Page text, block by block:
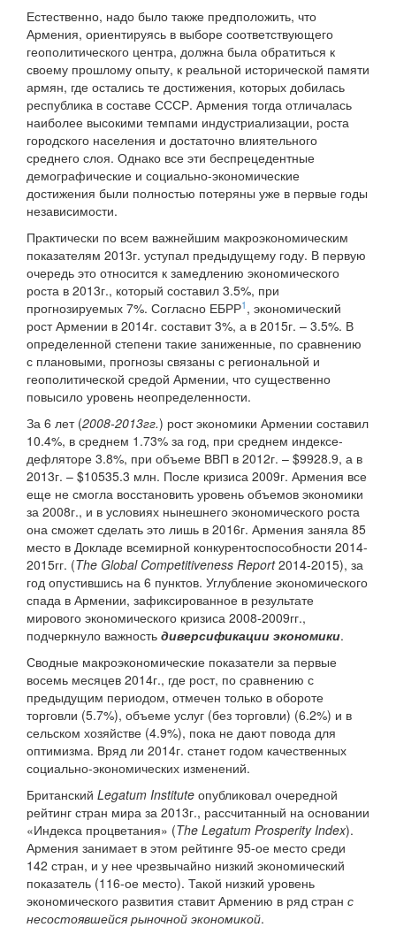
Естественно, надо было также предположить, что
Армения, ориентируясь в выборе соответствующего
геополитического центра, должна была обратиться к
своему прошлому опыту, к реальной исторической памяти
армян, где остались те достижения, которых добилась
республика в составе СССР. Армения тогда отличалась
наиболее высокими темпами индустриализации, роста
городского населения и достаточно влиятельного
среднего слоя. Однако все эти беспрецедентные
демографические и социально-экономические
достижения были полностью потеряны уже в первые годы
независимости.
Практически по всем важнейшим макроэкономическим
показателям 2013г. уступал предыдущему году. В первую
очередь это относится к замедлению экономического
роста в 2013г., который составил 3.5%, при
прогнозируемых 7%. Согласно ЕБРР1 , экономический
рост Армении в 2014г. составит 3%, а в 2015г. – 3.5%. В
определенной степени такие заниженные, по сравнению
с плановыми, прогнозы связаны с региональной и
геополитической средой Армении, что существенно
повысило уровень неопределенности.
За 6 лет (2008-2013гг.) рост экономики Армении составил
10.4%, в среднем 1.73% за год, при среднем индексе-
дефляторе 3.8%, при объеме ВВП в 2012г. – $9928.9, а в
2013г. – $10535.3 млн. После кризиса 2009г. Армения все
еще не смогла восстановить уровень объемов экономики
за 2008г., и в условиях нынешнего экономического роста
она сможет сделать это лишь в 2016г. Армения заняла 85
место в Докладе всемирной конкурентоспособности 2014-
2015гг. (The Global Competitiveness Report2014-2015), за
год опустившись на 6 пунктов. Углубление экономического
спада в Армении, зафиксированное в результате
мирового экономического кризиса 2008-2009гг.,
подчеркнуло важность диверсификации экономики.
Сводные макроэкономические показатели за первые
восемь месяцев 2014г., где рост, по сравнению с
предыдущим периодом, отмечен только в обороте
торговли (5.7%), объеме услуг (без торговли) (6.2%) и в
сельском хозяйстве (4.9%), пока не дают повода для
оптимизма. Вряд ли 2014г. станет годом качественных
социально-экономических изменений.
Британский Legatum Institute опубликовал очередной
рейтинг стран мира за 2013г., рассчитанный на основании
«Индекса процветания» (The Legatum Prosperity Index).
Армения занимает в этом рейтинге 95-ое место среди
142 стран, и у нее чрезвычайно низкий экономический
показатель (116-ое место). Такой низкий уровень
экономического развития ставит Армению в ряд стран с
несостоявшейся рыночной экономикой.